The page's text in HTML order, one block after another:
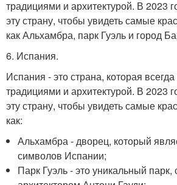
традициями и архитектурой. В 2023
эту страну, чтобы увидеть самые
как Альхамбра, парк Гуэль и город
6. Испания.
Испания - это страна, которая
традициями и архитектурой. В 2023
эту страну, чтобы увидеть самые
как:
Альхамбра - дворец, который
символов Испании;
Парк Гуэль - это уникальный парк,